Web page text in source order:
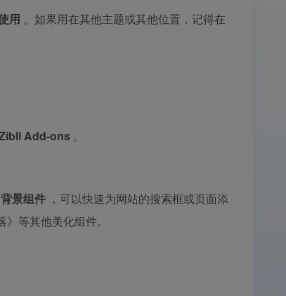
用 。如果用在其他主题或其他位置，记得在
Add-ons 。
景组件 ，可以快速为网站的搜索框或页面添
等其他美化组件。